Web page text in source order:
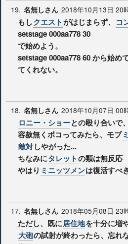
19. 名無しさん 2018年10月13日 20
もしクエストがはじまらず、 コ
setstage 000aa778 30
で始めよう。
setstage 000aa778 60 から始め
てくれない。
18. 名無しさん 2018年10月07日 00
ロニー・ショーとの殴り合いで、
容赦無くボコってみたら、モブ
敵対しやがった...
ちなみにタレットの類は無反応
やはり ミニッツメンは復活すべ
17. 名無しさん 2018年05月08日 23
ただし、既に居住地を十分に増
大砲の試射が終わったら、忘れ